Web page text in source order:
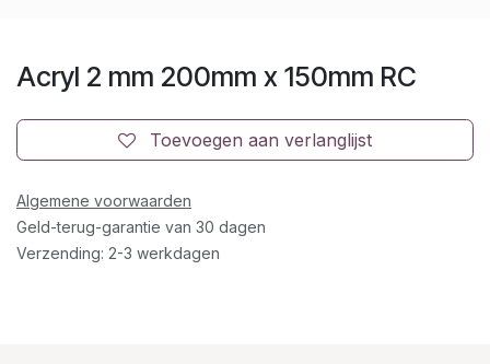
Acryl 2 mm 200mm x 150mm RC
Toevoegen aan verlanglijst
Algemene voorwaarden
Geld-terug-garantie van 30 dagen
Verzending: 2-3 werkdagen